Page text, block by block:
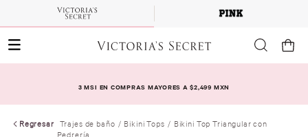
3 MSI EN COMPRAS MAYORES A $2,499 MXN
Regresar Trajes de baño Bikini Tops
Bikini Top Triangular con
Pedrería